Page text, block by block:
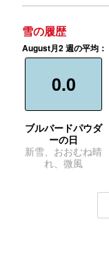
雪の履歴
August月2 週の平均：
0.0
ブルバードパウダ
ーの日
新雪、おおむね晴
れ、微風